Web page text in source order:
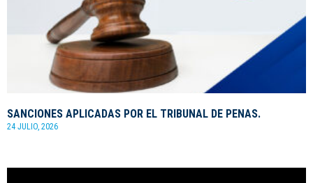
SANCIONES APLICADAS POR EL TRIBUNAL DE PENAS.
24 JULIO, 2026